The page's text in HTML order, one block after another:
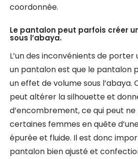
coordonnée.
Le pantalon peut parfois créer
sous l’abaya.
L’un des inconvénients de
un pantalon est que le pantalon
un effet de volume sous l’abaya.
peut altérer la silhouette et
d’encombrement, ce qui peut
certaines femmes en quête
épurée et fluide. Il est donc
pantalon bien ajusté et